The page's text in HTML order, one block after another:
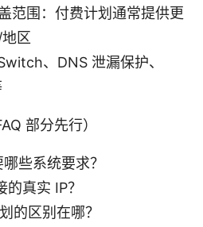
范围：付费计划通常提供更
区
、DNS 泄漏保护、
部分先行）
些系统要求？
真实 IP？
的区别在哪？